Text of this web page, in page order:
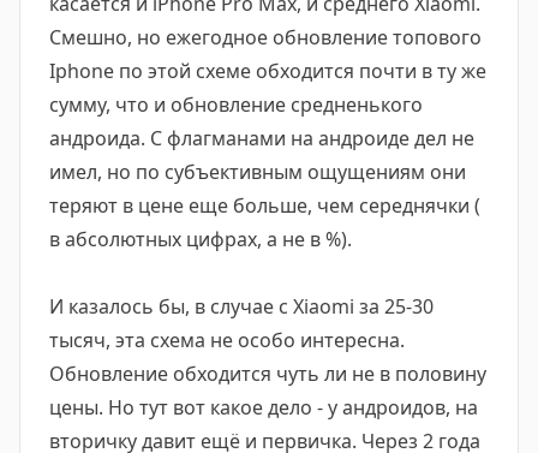
Смешно, но ежегодное обновление топового
Iphone по этой схеме обходится почти в ту же
сумму, что и обновление средненького
андроида. С флагманами на андроиде дел не
имел, но по субъективным ощущениям они
теряют в цене еще больше, чем середнячки (
в абсолютных цифрах, а не в %).
И казалось бы, в случае с Xiaomi за 25-30
тысяч, эта схема не особо интересна.
Обновление обходится чуть ли не в половину
цены. Но тут вот какое дело - у андроидов, на
вторичку давит ещё и первичка. Через 2 года